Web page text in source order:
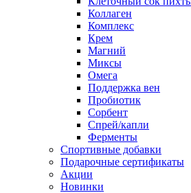
Коллаген
Комплекс
Крем
Магний
Миксы
Омега
Поддержка вен
Пробиотик
Сорбент
Спрей/капли
Ферменты
Спортивные добавки
Подарочные сертификаты
Акции
Новинки